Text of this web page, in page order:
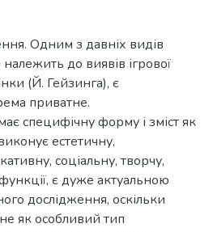
Одним з давніх видів
до виявів ігрової
(Й. Гейзинга), є
приватне.
специфічну форму і зміст як
естетичну,
соціальну, творчу,
є дуже актуальною
дослідження, оскільки
як особливий тип